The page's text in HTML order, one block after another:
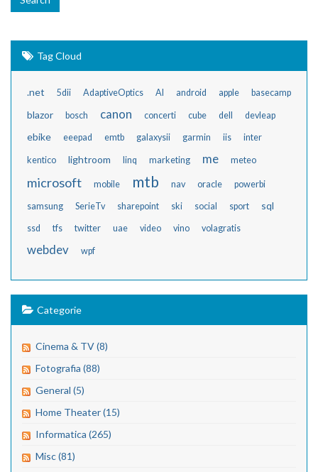
Tag Cloud
.net 5dii AdaptiveOptics AI android apple basecamp
blazor bosch canon concerti cube dell devleap
ebike eeepad emtb galaxysii garmin iis inter
kentico lightroom linq marketing me meteo
microsoft mobile mtb nav oracle powerbi
samsung SerieTv sharepoint ski social sport sql
ssd tfs twitter uae video vino volagratis
webdev wpf
Categorie
Cinema & TV (8)
Fotografia (88)
General (5)
Home Theater (15)
Informatica (265)
Misc (81)